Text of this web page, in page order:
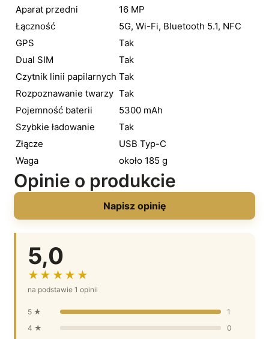
Aparat przedni
16 MP
Łączność
5G, Wi-Fi, Bluetooth 5.1, NFC
GPS
Tak
Dual SIM
Tak
Czytnik linii papilarnych Tak
Rozpoznawanie twarzy Tak
Pojemność baterii
5300 mAh
Szybkie ładowanie
Tak
Złącze
USB Typ-C
Waga
około 185 g
Opinie o produkcie
Napisz opinię
5,0
★★★★★
na podstawie 1 opinii
5 ★
1
4 ★
0